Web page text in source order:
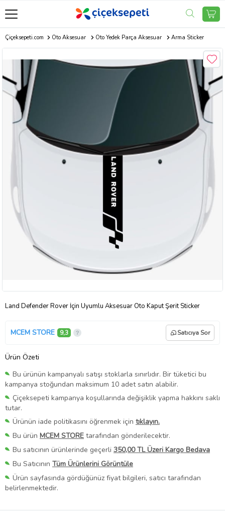
Çiçeksepeti.com Oto Aksesuar Oto Yedek Parça Aksesuar Arma Sticker
Land Defender Rover İçin Uyumlu Aksesuar Oto Kaput Şerit Sticker
MCEM STORE 9,3 Satıcıya Sor
Ürün Özeti
Bu ürünün kampanyalı satışı stoklarla sınırlıdır. Bir tüketici bu
kampanya stoğundan maksimum 10 adet satın alabilir.
Çiçeksepeti kampanya koşullarında değişiklik yapma hakkını saklı
tutar.
Ürünün iade politikasını öğrenmek için tıklayın.
Bu ürün MCEM STORE tarafından gönderilecektir.
Bu satıcının ürünlerinde geçerli 350,00 TL Üzeri Kargo Bedava
Bu Satıcının Tüm Ürünlerini Görüntüle
Ürün sayfasında gördüğünüz fiyat bilgileri, satıcı tarafından
belirlenmektedir.